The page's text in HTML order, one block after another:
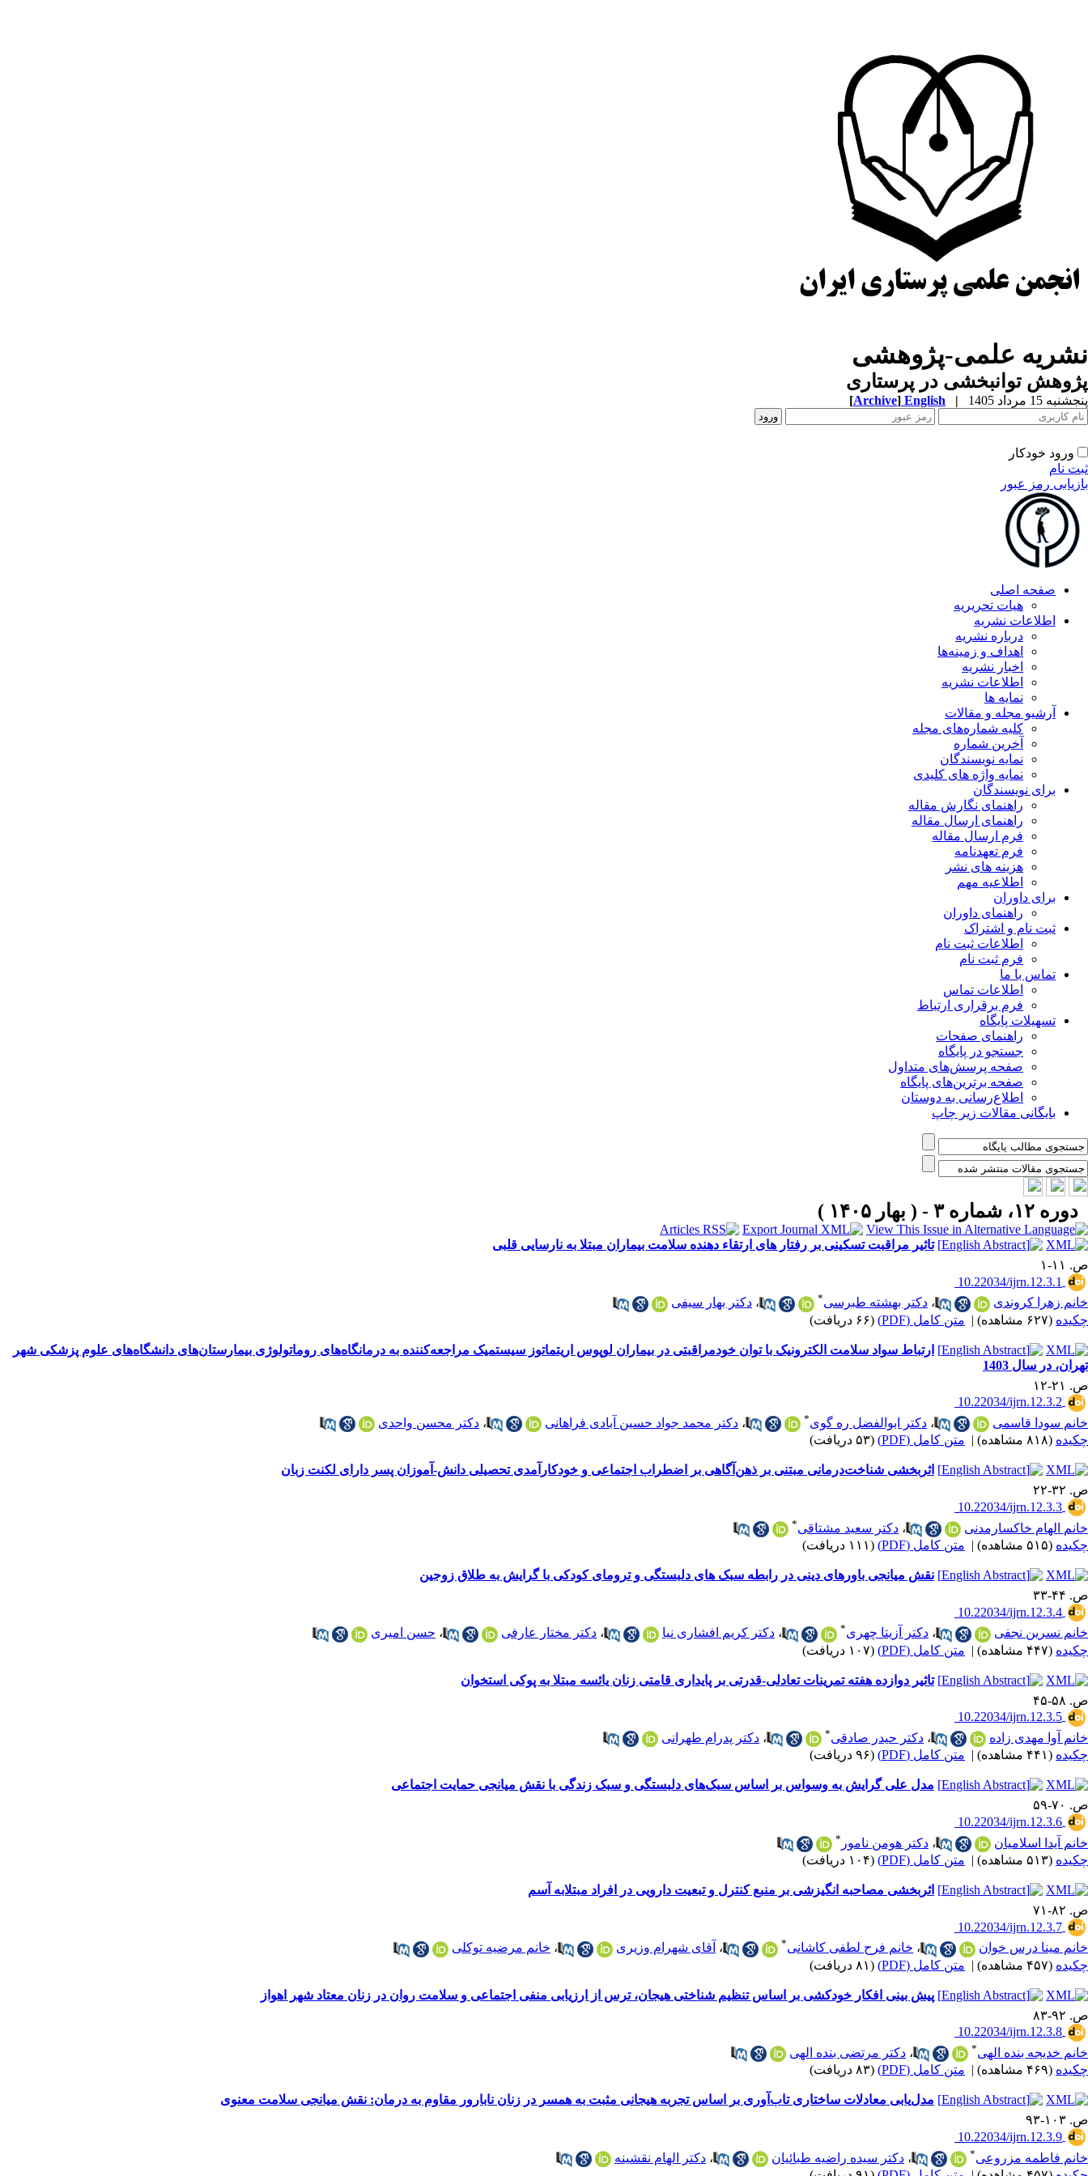
نشریه علمی-پژوهشی
پژوهش توانبخشی در پرستاری
پنجشنبه 15 مرداد 1405 |
English
[Archive]
ورود خودکار
ثبت نام
بازیابی رمز عبور
صفحه اصلی
هیات تحریریه
اطلاعات نشریه
درباره نشریه
اهداف و زمینه‌ها
اخبار نشریه
اطلاعات نشریه
نمایه ها
آرشیو مجله و مقالات
کلیه شماره‌های مجله
آخرین شماره
نمایه نویسندگان
نمایه واژه های کلیدی
برای نویسندگان
راهنمای نگارش مقاله
راهنمای ارسال مقاله
فرم ارسال مقاله
فرم تعهدنامه
هزینه های نشر
اطلاعیه مهم
برای داوران
راهنمای داوران
ثبت نام و اشتراک
اطلاعات ثبت نام
فرم ثبت نام
تماس با ما
اطلاعات تماس
فرم برقراری ارتباط
تسهیلات پایگاه
راهنمای صفحات
جستجو در پایگاه
صفحه پرسش‌های متداول
صفحه برترین‌های پایگاه
اطلاع‌رسانی به دوستان
بایگانی مقالات زیر چاپ
دوره ۱۲، شماره ۳ - ( بهار ۱۴۰۵ )
تاثیر مراقبت تسکینی بر رفتار های ارتقاء دهنده سلامت بیماران مبتلا به نارسایی قلبی
ص. ۱۱-۱
‎ 10.22034/ijrn.12.3.1
خانم زهرا کروندی
، دکتر بهشته طبرسی* ، دکتر بهار سیفی
چکیده (۶۲۷ مشاهده) | متن کامل (PDF) (۶۶ دریافت)
ارتباط سواد سلامت الکترونیک با توان خودمراقبتی در بیماران لوپوس اریتماتوز سیستمیک مراجعه‌کننده به درمانگاه‌های روماتولوژی بیمارستان‌های دانشگاه‌های علوم پزشکی شهر
تهران، در سال 1403
ص. ۲۱-۱۲
‎ 10.22034/ijrn.12.3.2
خانم سودا قاسمی
، دکتر ابوالفضل ره گوی* ، دکتر محمد جواد حسین آبادی فراهانی ، دکتر محسن واحدی
چکیده (۸۱۸ مشاهده) | متن کامل (PDF) (۵۳ دریافت)
اثربخشی شناخت‌درمانی مبتنی بر ذهن‌آگاهی بر اضطراب اجتماعی و خودکارآمدی تحصیلی دانش-آموزان پسر دارای لکنت زبان
ص. ۳۲-۲۲
‎ 10.22034/ijrn.12.3.3
خانم الهام خاکسارمدنی
، دکتر سعید مشتاقی*
چکیده (۵۱۵ مشاهده) | متن کامل (PDF) (۱۱۱ دریافت)
نقش میانجی باورهای دینی در رابطه سبک های دلبستگی و ترومای کودکی با گرایش به طلاق زوجین
ص. ۴۴-۳۳
‎ 10.22034/ijrn.12.3.4
خانم نسرین نجفی
، دکتر آزیتا چهری* ، دکتر کریم افشاری نیا ، دکتر مختار عارفی ، حسن امیری
چکیده (۴۴۷ مشاهده) | متن کامل (PDF) (۱۰۷ دریافت)
تاثیر دوازده هفته تمرینات تعادلی-قدرتی بر پایداری قامتی زنان یائسه مبتلا به پوکی استخوان
ص. ۵۸-۴۵
‎ 10.22034/ijrn.12.3.5
خانم آوا مهدی زاده
، دکتر حیدر صادقی* ، دکتر پدرام طهرانی
چکیده (۴۴۱ مشاهده) | متن کامل (PDF) (۹۶ دریافت)
مدل علی گرایش به وسواس بر اساس سبک‌های دلبستگی و سبک زندگی با نقش میانجی حمایت اجتماعی
ص. ۷۰-۵۹
‎ 10.22034/ijrn.12.3.6
خانم آیدا اسلامیان
، دکتر هومن نامور *
چکیده (۵۱۳ مشاهده) | متن کامل (PDF) (۱۰۴ دریافت)
اثربخشی مصاحبه انگیزشی بر منبع کنترل و تبعیت دارویی در افراد مبتلابه آسم
ص. ۸۲-۷۱
‎ 10.22034/ijrn.12.3.7
خانم مینا درس خوان
، خانم فرح لطفی کاشانی* ، آقای شهرام وزیری ، خانم مرضیه توکلی
چکیده (۴۵۷ مشاهده) | متن کامل (PDF) (۸۱ دریافت)
پیش بینی افکار خودکشی بر اساس تنظیم شناختی هیجان، ترس از ارزیابی منفی اجتماعی و سلامت روان در زنان معتاد شهر اهواز
ص. ۹۲-۸۳
‎ 10.22034/ijrn.12.3.8
خانم خدیجه بنده الهی* ، دکتر مرتضی بنده الهی
چکیده (۴۶۹ مشاهده) | متن کامل (PDF) (۸۳ دریافت)
مدل‌یابی معادلات ساختاری تاب‌آوری بر اساس تجربه هیجانی مثبت به همسر در زنان نابارور مقاوم به درمان: نقش میانجی سلامت معنوی
ص. ۱۰۳-۹۳
‎ 10.22034/ijrn.12.3.9
خانم فاطمه مزروعی* ، دکتر سیده راضیه طبائیان ، دکتر الهام نقشینه